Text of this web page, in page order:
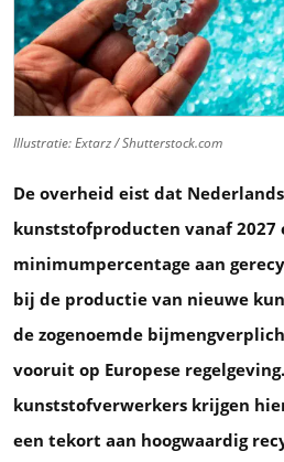
Illustratie: Extarz / Shutterstock.com
De overheid eist dat
kunststofproducten vanaf 2027
minimumpercentage aan
bij de productie van nieuwe
de zogenoemde
vooruit op Europese
kunststofverwerkers krijgen
een tekort aan hoogwaardig